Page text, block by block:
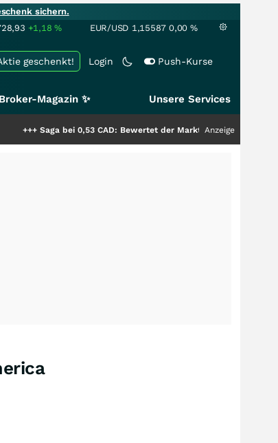
sichern.
+1,18% EUR/USD 1,15587 0,00 %
Login Push-Kurse
geschenkt!
Broker-Magazin ✨ Unsere Services
bei 0,53 CAD: Bewertet der Markt noch immer nur die Hälfte
Anzeige